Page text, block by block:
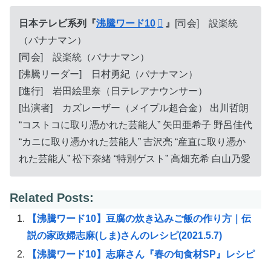
日本テレビ系列『沸騰ワード10 』
[司会] 設楽統
（バナナマン）
[司会] 設楽統（バナナマン）
[沸騰リーダー] 日村勇紀（バナナマン）
[進行] 岩田絵里奈（日テレアナウンサー）
[出演者] カズレーザー（メイプル超合金） 出川哲朗
“コストコに取り憑かれた芸能人” 矢田亜希子 野呂佳代
“カニに取り憑かれた芸能人” 吉沢亮 “産直に取り憑か
れた芸能人” 松下奈緒 “特別ゲスト” 高畑充希 白山乃愛
Related Posts:
【沸騰ワード10】豆腐の炊き込みご飯の作り方｜伝
説の家政婦志麻(しま)さんのレシピ(2021.5.7)
【沸騰ワード10】志麻さん『春の旬食材SP』レシピ